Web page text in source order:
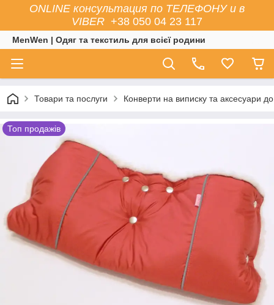
ONLINE консультация по ТЕЛЕФОНУ и в
VIBER +38 050 04 23 117
MenWen | Одяг та текстиль для всієї родини
Товари та послуги Конверти на виписку та аксесуари
Топ продажів